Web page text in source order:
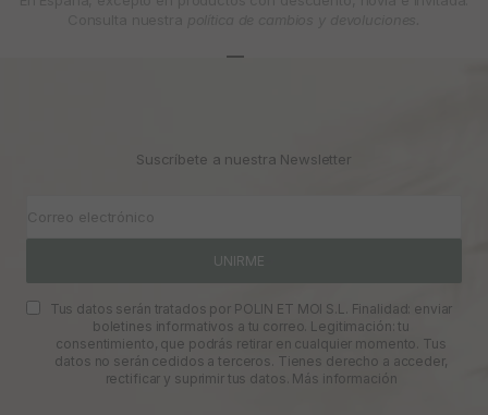
Suscríbete a nuestra Newsletter
Correo electrónico
UNIRME
Tus datos serán tratados por POLIN ET MOI S.L. Finalidad: enviar
boletines informativos a tu correo. Legitimación: tu
consentimiento, que podrás retirar en cualquier momento. Tus
datos no serán cedidos a terceros. Tienes derecho a acceder,
rectificar y suprimir tus datos. Más información